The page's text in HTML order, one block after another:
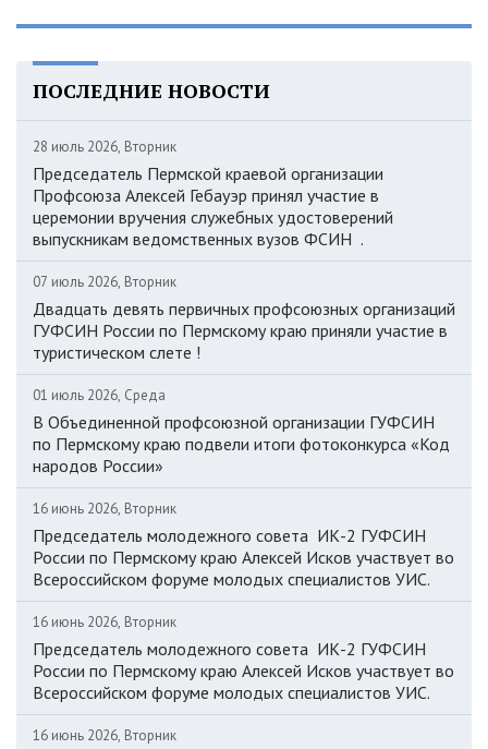
ПОСЛЕДНИЕ НОВОСТИ
28 июль 2026, Вторник
Председатель Пермской краевой организации
Профсоюза Алексей Гебауэр принял участие в
церемонии вручения служебных удостоверений
выпускникам ведомственных вузов ФСИН .
07 июль 2026, Вторник
Двадцать девять первичных профсоюзных организаций
ГУФСИН России по Пермскому краю приняли участие в
туристическом слете !
01 июль 2026, Среда
В Объединенной профсоюзной организации ГУФСИН
по Пермскому краю подвели итоги фотоконкурса «Код
народов России»
16 июнь 2026, Вторник
Председатель молодежного совета ИК-2 ГУФСИН
России по Пермскому краю Алексей Исков участвует во
Всероссийском форуме молодых специалистов УИС.
16 июнь 2026, Вторник
Председатель молодежного совета ИК-2 ГУФСИН
России по Пермскому краю Алексей Исков участвует во
Всероссийском форуме молодых специалистов УИС.
16 июнь 2026, Вторник